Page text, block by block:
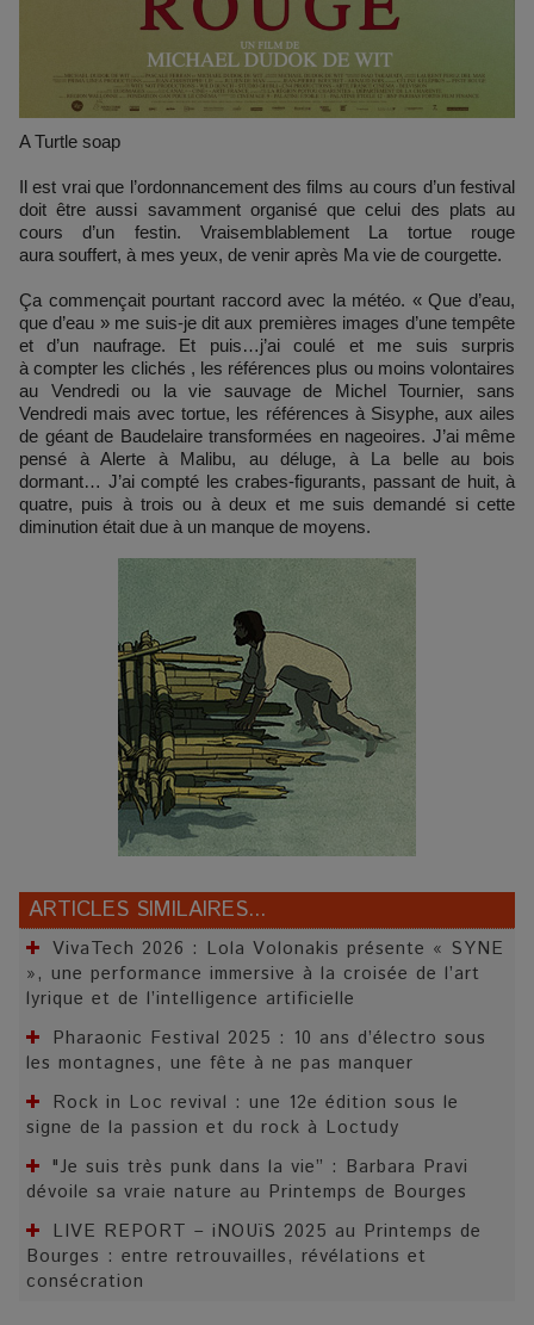
A Turtle soap
Il est vrai que l’ordonnancement des films au cours d’un festival
doit être aussi savamment organisé que celui des plats au
cours d’un festin. Vraisemblablement La tortue rouge
aura souffert, à mes yeux, de venir après Ma vie de courgette.
Ça commençait pourtant raccord avec la météo. « Que d’eau,
que d’eau » me suis-je dit aux premières images d’une tempête
et d’un naufrage. Et puis…j’ai coulé et me suis surpris
à compter les clichés , les références plus ou moins volontaires
au Vendredi ou la vie sauvage de Michel Tournier, sans
Vendredi mais avec tortue, les références à Sisyphe, aux ailes
de géant de Baudelaire transformées en nageoires. J’ai même
pensé à Alerte à Malibu, au déluge, à La belle au bois
dormant… J’ai compté les crabes-figurants, passant de huit, à
quatre, puis à trois ou à deux et me suis demandé si cette
diminution était due à un manque de moyens.
ARTICLES SIMILAIRES...
VivaTech 2026 : Lola Volonakis présente « SYNE
», une performance immersive à la croisée de l’art
lyrique et de l’intelligence artificielle
Pharaonic Festival 2025 : 10 ans d’électro sous
les montagnes, une fête à ne pas manquer
Rock in Loc revival : une 12e édition sous le
signe de la passion et du rock à Loctudy
"Je suis très punk dans la vie” : Barbara Pravi
dévoile sa vraie nature au Printemps de Bourges
LIVE REPORT – iNOUïS 2025 au Printemps de
Bourges : entre retrouvailles, révélations et
consécration